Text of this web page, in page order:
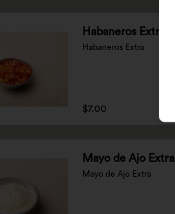
Habaneros Extra
Habaneros Extra
$7.00
Mayo de Ajo Extra
Mayo de Ajo Extra